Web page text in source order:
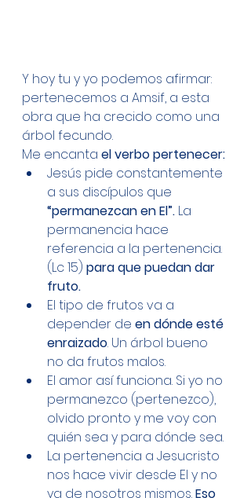
Y hoy tu y yo podemos afirmar:
pertenecemos a Amsif, a esta
obra que ha crecido como una
árbol fecundo.
Me encanta el verbo pertenecer:
Jesús pide constantemente
a sus discípulos que
“permanezcan en El”. La
permanencia hace
referencia a la pertenencia.
(Lc 15) para que puedan dar
fruto.
El tipo de frutos va a
depender de en dónde esté
enraizado. Un árbol bueno
no da frutos malos.
El amor así funciona. Si yo no
permanezco (pertenezco),
olvido pronto y me voy con
quién sea y para dónde sea.
La pertenencia a Jesucristo
nos hace vivir desde El y no
ya de nosotros mismos. Eso